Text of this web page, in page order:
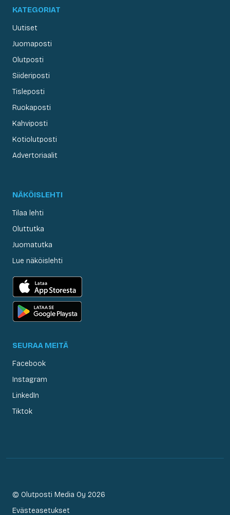
KATEGORIAT
Uutiset
Juomaposti
Olutposti
Siideriposti
Tisleposti
Ruokaposti
Kahviposti
Kotiolutposti
Advertoriaalit
NÄKÖISLEHTI
Tilaa lehti
Oluttutka
Juomatutka
Lue näköislehti
SEURAA MEITÄ
Facebook
Instagram
LinkedIn
Tiktok
© Olutposti Media Oy 2026
Evästeasetukset